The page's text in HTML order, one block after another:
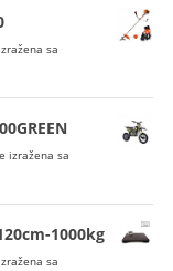
sa
izražena sa
1000kg
sa